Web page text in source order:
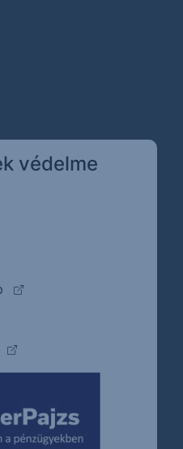
védelme
oldalra ugrik)
ugrik)
(külső oldalra ugrik)
(külső oldalra ugrik)